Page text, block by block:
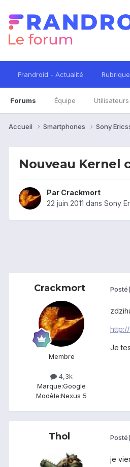
Frandroid - Actualité
Forums Équipe
Accueil Smartphones Sony
Nouveau Kernel
Par Crackmort
22 juin 2011 dans Sony
Crackmort
Membre
4,3k
Marque:Google
Modèle:Nexus 5
Je
Thol
je